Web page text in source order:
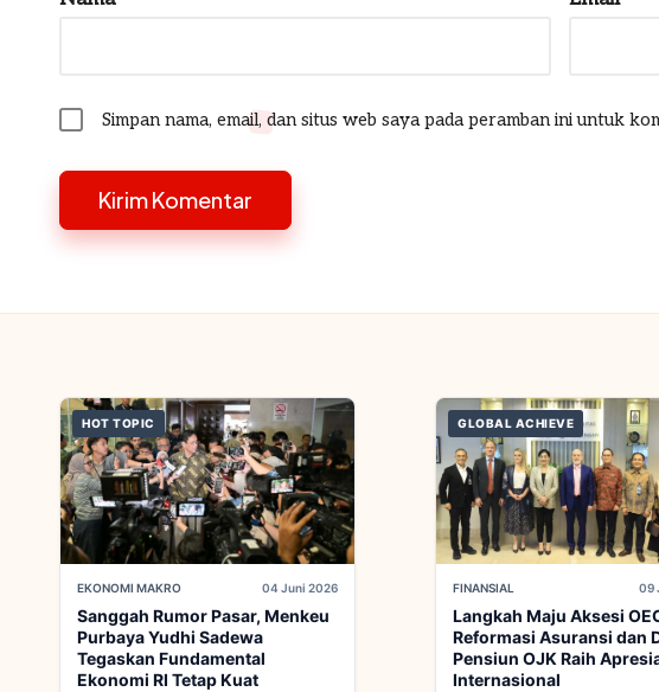
Simpan nama, email, dan situs web saya pada peramban ini untuk
HOT TOPIC
EKONOMI MAKRO 04 Juni 2026
Sanggah Rumor Pasar, Menkeu
Purbaya Yudhi Sadewa
Tegaskan Fundamental
Ekonomi RI Tetap Kuat
GLOBAL ACHIEVE
FINANSIAL 09
Langkah Maju Aksesi
Reformasi Asuransi dan
Pensiun OJK Raih
Internasional